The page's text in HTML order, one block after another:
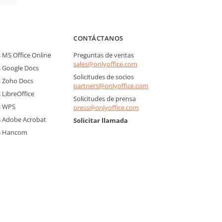
MS Office Online
Google Docs
Zoho Docs
LibreOffice
WPS
Adobe Acrobat
Hancom
CONTÁCTANOS
Preguntas de ventas
sales@onlyoffice.com
Solicitudes de socios
partners@onlyoffice.com
Solicitudes de prensa
press@onlyoffice.com
Solicitar llamada